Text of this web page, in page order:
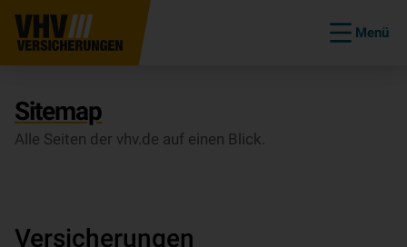
Menü
Sitemap
Alle Seiten der vhv.de auf einen Blick.
Versicherungen